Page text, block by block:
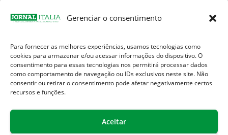
Gerenciar o consentimento
Para fornecer as melhores experiências, usamos tecnologias como
cookies para armazenar e/ou acessar informações do dispositivo. O
consentimento para essas tecnologias nos permitirá processar dados
como comportamento de navegação ou IDs exclusivos neste site. Não
consentir ou retirar o consentimento pode afetar negativamente certos
recursos e funções.
Aceitar
Facebook
Instagram
TikTokYoutube
E-
mail
Jornal Italia é uma Marca registrada internacionalmente da We